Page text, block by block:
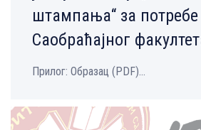
штампања“ за потребе
Саобраћајног
Прилог: Образац (PDF)...